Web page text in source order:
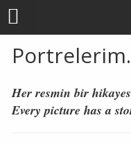
Her resmin bir
Every picture has a